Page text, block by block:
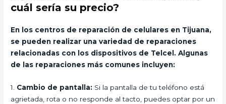
cuál sería su precio?
En los centros de reparación de celulares en Tijuana,
se pueden realizar una variedad de reparaciones
relacionadas con los dispositivos de Telcel. Algunas
de las reparaciones más comunes incluyen:
1. Cambio de pantalla: Si la pantalla de tu teléfono está
agrietada, rota o no responde al tacto, puedes optar por un